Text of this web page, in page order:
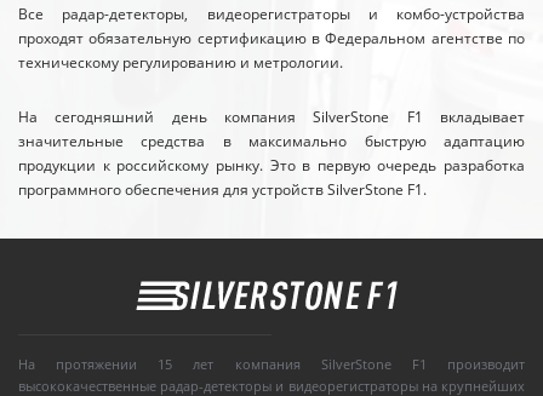
Все радар-детекторы, видеорегистраторы и комбо-устройства
проходят обязательную сертификацию в Федеральном агентстве по
техническому регулированию и метрологии.
На сегодняшний день компания SilverStone F1 вкладывает
значительные средства в максимально быструю адаптацию
продукции к российскому рынку. Это в первую очередь разработка
программного обеспечения для устройств SilverStone F1.
На протяжении 15 лет компания SilverStone F1 производит
высококачественные радар-детекторы и видеорегистраторы на крупнейших